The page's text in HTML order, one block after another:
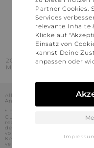
2016 - 2026 © Stylaholic.
Made for you with love in
Alle Preise inkl. der jeweils
Angaben ohne Gewähr.
* Die angezeigten Preise
Gutschein-Codes auf den
realisiert werden können.
der Gutschein-Codes durch
vorkommen, dass die
Kenntnisstand bei dem
verwendet werden können.
Partner Cookies.
Services
relevante Inhalte
Klicke auf
Einsatz von
kannst Deine
anpassen oder